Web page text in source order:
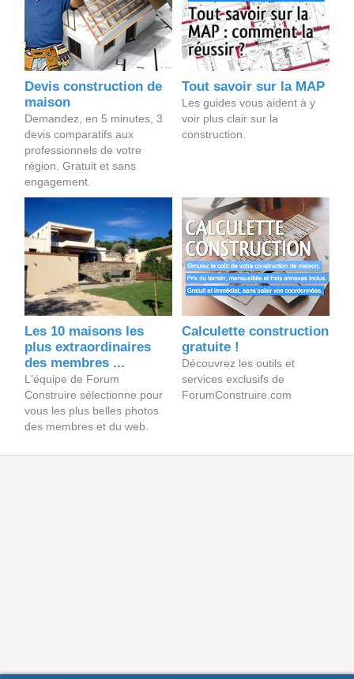
Devis construction de
maison
Demandez, en 5 minutes, 3
devis comparatifs aux
professionnels de votre
région. Gratuit et sans
engagement.
Tout savoir sur la MAP
Les guides vous aident à y
voir plus clair sur la
construction.
Les 10 maisons les
plus extraordinaires
des membres ...
L'équipe de Forum
Construire sélectionne pour
vous les plus belles photos
des membres et du web.
Calculette construction
gratuite !
Découvrez les outils et
services exclusifs de
ForumConstruire.com